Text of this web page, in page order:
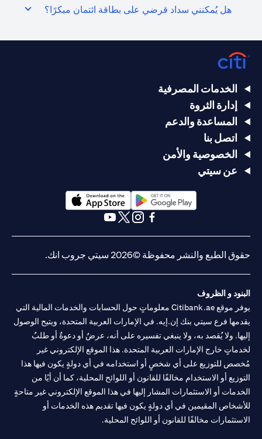
هل يُمكنني سداد قرضي على بطاقة ائتمان مبكرًا؟
الخدمات المصرفية
إدارة الثروة
المساعدة والدعم
اتصل بنا
الخصوصية والأمن
عن سيتي
opens in a new tab
opens in a new tab
حقوق الطبع والنشر محفوظة ©2026 سيتي جروب انك.
البنود و الظروف
يوفر موقع Citibank.ae معلوماتٍ حول الحسابات والخدمات المالية التي
يقدمها فرع سيتي بنك إن.إيه. في الإمارات العربية المتحدة، ويتيح الوصول
إليها. ولا يُقصد به، ولا ينبغي تفسيره على أنه، عرضٌ أو دعوةٌ أو طلبٌ
لخدماتٍ خارج الإمارات العربية المتحدة. هذا الموقع الإلكتروني غير
مُخصص للتوزيع على أي شخصٍ أو استخدامه في أي دولةٍ يكون فيها هذا
التوزيع أو الاستخدام مخالفًا للقانون أو اللوائح المحلية، كما أن أيًا من
الخدمات أو الاستثمارات المشار إليها في هذا الموقع الإلكتروني غير متاحةٍ
للأشخاص المقيمين في أي دولةٍ يكون فيها تقديم هذه الخدمات أو
الاستثمارات مخالفًا للقانون أو اللوائح المحلية.